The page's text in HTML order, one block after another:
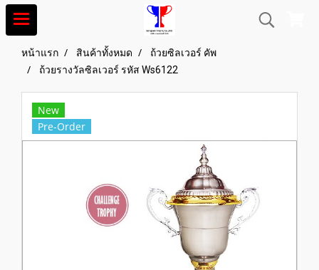
หน้าแรก สินค้าทั้งหมด
ถ้วยซิลเวอร์ คัพ
ถ้วยรางวัลซิลเวอร์ รหัส Ws6122
New
Pre-Order